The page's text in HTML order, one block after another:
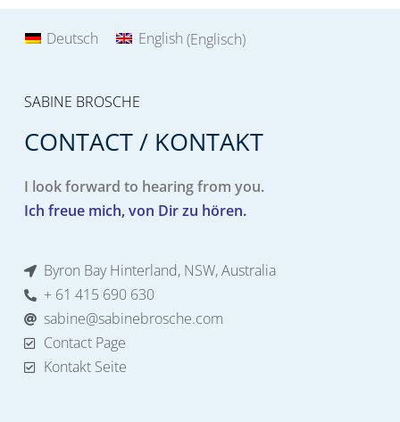
Deutsch English (Englisch)
SABINE BROSCHE
CONTACT / KONTAKT
I look forward to hearing from you.
Ich freue mich, von Dir zu hören.
Byron Bay Hinterland, NSW, Australia
+ 61 415 690 630
sabine@sabinebrosche.com
Contact Page
Kontakt Seite